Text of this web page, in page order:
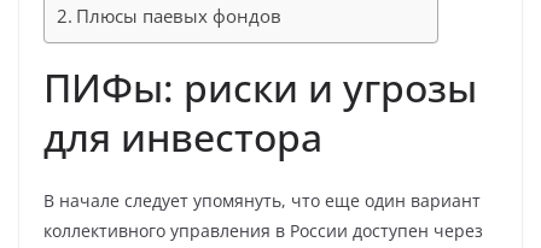
Плюсы паевых фондов
ПИФы: риски и угрозы
для инвестора
В начале следует упомянуть, что еще один вариант
коллективного управления в России доступен через